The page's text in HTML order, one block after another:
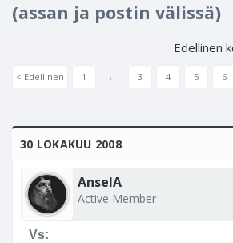
(assan ja postin välissä)
Edellinen
< Edellinen 1 ← 3 4 5 6
30 LOKAKUU 2008
AnselA
Active Member
Vs: